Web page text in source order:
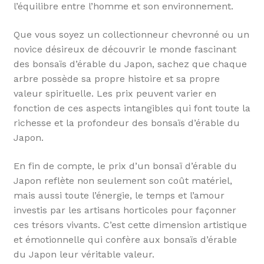
l’équilibre entre l’homme et son environnement.
Que vous soyez un collectionneur chevronné ou un
novice désireux de découvrir le monde fascinant
des bonsaïs d’érable du Japon, sachez que chaque
arbre possède sa propre histoire et sa propre
valeur spirituelle. Les prix peuvent varier en
fonction de ces aspects intangibles qui font toute la
richesse et la profondeur des bonsaïs d’érable du
Japon.
En fin de compte, le prix d’un bonsaï d’érable du
Japon reflète non seulement son coût matériel,
mais aussi toute l’énergie, le temps et l’amour
investis par les artisans horticoles pour façonner
ces trésors vivants. C’est cette dimension artistique
et émotionnelle qui confère aux bonsaïs d’érable
du Japon leur véritable valeur.